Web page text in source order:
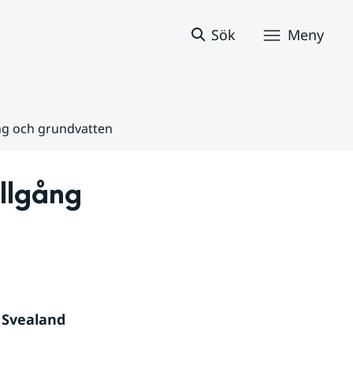
Sök Meny
och grundvatten